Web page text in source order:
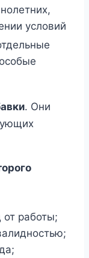
условий
. Они
работы;